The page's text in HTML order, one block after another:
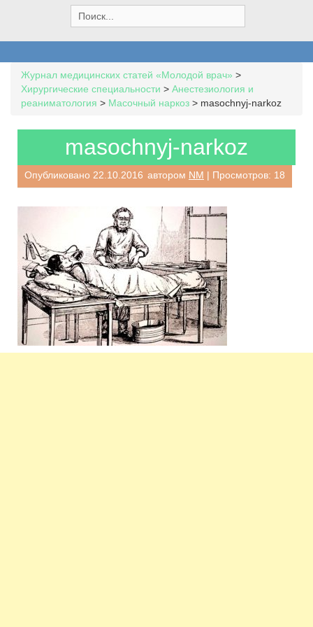
e
a
h
f
o
Журнал медицинских статей «Молодой врач» >
Хирургические специальности > Анестезиология и
реаниматология > Масочный наркоз > masochnyj-narkoz
masochnyj-narkoz
Опубликовано 22.10.2016 автором NM | Просмотров: 18